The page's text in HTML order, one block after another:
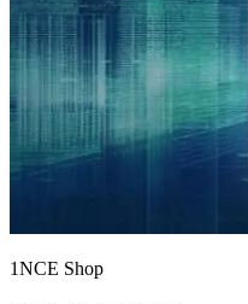
1NCE Shop